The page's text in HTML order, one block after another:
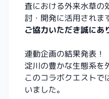
査における外来水草の
討・開発に活用されま
ご協力いただき誠にあ
連動企画の結果発表！
淀川の豊かな生態系を
このコラボクエストで
いました。